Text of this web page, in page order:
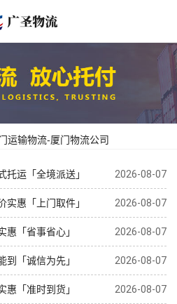
运输物流-厦门物流公司
运「全境派送」 2026-08-07
实惠「上门取件」 2026-08-07
惠「省事省心」 2026-08-07
到「诚信为先」 2026-08-07
惠「准时到货」 2026-08-07